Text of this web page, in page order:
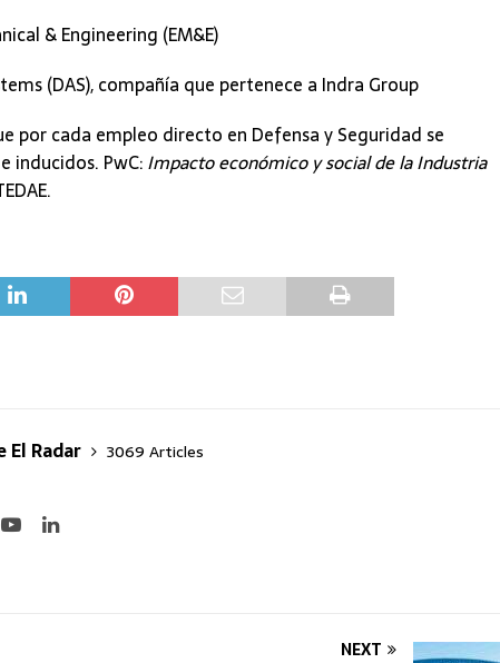
& Engineering (EM&E)
(DAS), compañía que pertenece a Indra Group
por cada empleo directo en Defensa y Seguridad se
inducidos. PwC:Impacto económico y social de la Industria
El Radar
3069 Articles
NEXT